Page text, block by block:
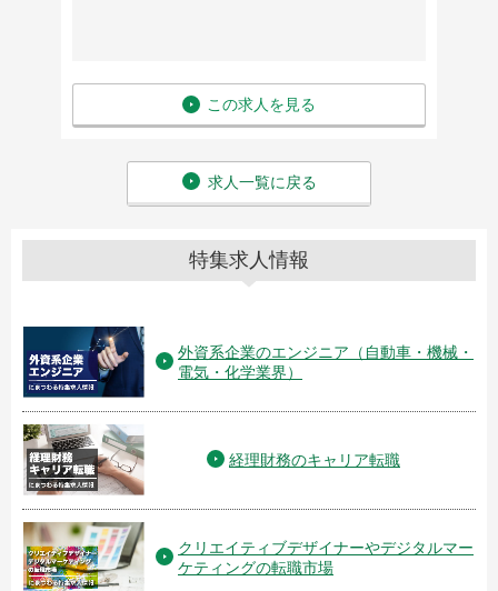
この求人を見る
求人一覧に戻る
特集求人情報
外資系企業のエンジニア（自動車・機械・
電気・化学業界）
経理財務のキャリア転職
クリエイティブデザイナーやデジタルマー
ケティングの転職市場